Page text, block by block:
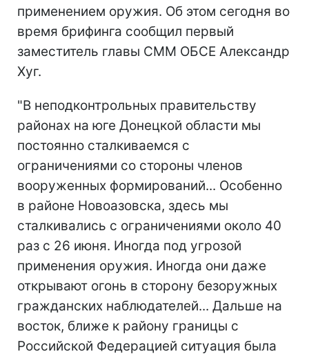
применением оружия. Об этом сегодня во
время брифинга сообщил первый
заместитель главы СММ ОБСЕ Александр
Хуг.
"В неподконтрольных правительству
районах на юге Донецкой области мы
постоянно сталкиваемся с
ограничениями со стороны членов
вооруженных формирований... Особенно
в районе Новоазовска, здесь мы
сталкивались с ограничениями около 40
раз с 26 июня. Иногда под угрозой
применения оружия. Иногда они даже
открывают огонь в сторону безоружных
гражданских наблюдателей... Дальше на
восток, ближе к району границы с
Российской Федерацией ситуация была